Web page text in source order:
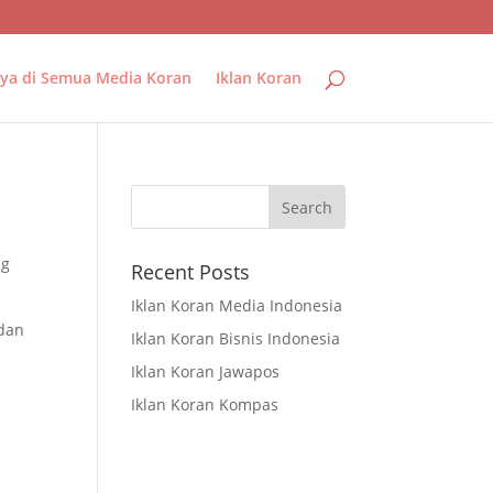
di Semua Media Koran Iklan Koran
Recent Posts
Iklan Koran Media Indonesia
Iklan Koran Bisnis Indonesia
Iklan Koran Jawapos
Iklan Koran Kompas